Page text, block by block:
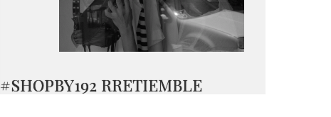
#SHOPBY192 RRETIEMBLE